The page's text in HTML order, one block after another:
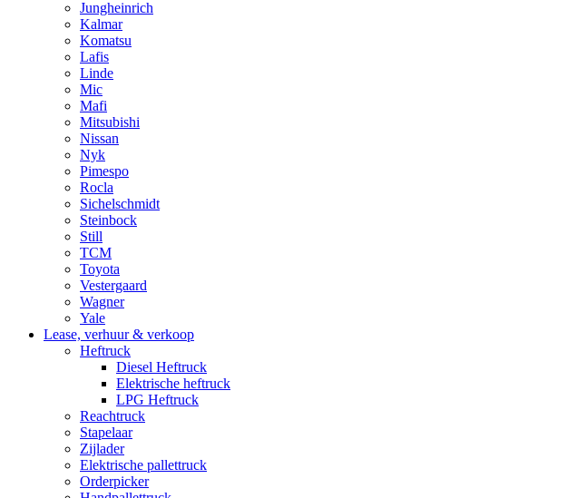
Jungheinrich
Kalmar
Komatsu
Lafis
Linde
Mic
Mafi
Mitsubishi
Nissan
Nyk
Pimespo
Rocla
Sichelschmidt
Steinbock
Still
TCM
Toyota
Vestergaard
Wagner
Yale
Lease, verhuur & verkoop
Heftruck
Diesel Heftruck
Elektrische heftruck
LPG Heftruck
Reachtruck
Stapelaar
Zijlader
Elektrische pallettruck
Orderpicker